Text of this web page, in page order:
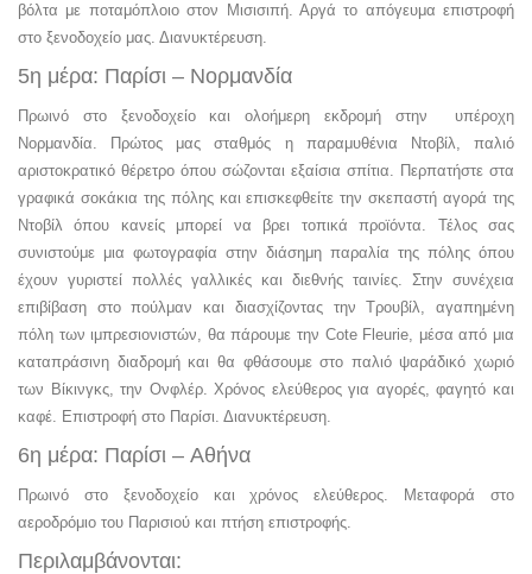
βόλτα με ποταμόπλοιο στον Μισισιπή. Αργά το απόγευμα επιστροφή
στο ξενοδοχείο μας. Διανυκτέρευση.
5η μέρα: Παρίσι – Νορμανδία
Πρωινό στο ξενοδοχείο και ολοήμερη εκδρομή στην υπέροχη
Νορμανδία. Πρώτος μας σταθμός η παραμυθένια Ντoβίλ, παλιό
αριστοκρατικό θέρετρο όπου σώζονται εξαίσια σπίτια. Περπατήστε στα
γραφικά σοκάκια της πόλης και επισκεφθείτε την σκεπαστή αγορά της
Ντοβίλ όπου κανείς μπορεί να βρει τοπικά προϊόντα. Τέλος σας
συνιστούμε μια φωτογραφία στην διάσημη παραλία της πόλης όπου
έχουν γυριστεί πολλές γαλλικές και διεθνής ταινίες. Στην συνέχεια
επιβίβαση στο πούλμαν και διασχίζοντας την Τρουβίλ, αγαπημένη
πόλη των ιμπρεσιονιστών, θα πάρουμε την Cote Fleurie, μέσα από μια
καταπράσινη διαδρομή και θα φθάσουμε στο παλιό ψαράδικό χωριό
των Βίκινγκς, την Ονφλέρ. Χρόνος ελεύθερος για αγορές, φαγητό και
καφέ. Επιστροφή στο Παρίσι. Διανυκτέρευση.
6η μέρα: Παρίσι – Αθήνα
Πρωινό στο ξενοδοχείο και χρόνος ελεύθερος. Μεταφορά στο
αεροδρόμιο του Παρισιού και πτήση επιστροφής.
Περιλαμβάνονται: